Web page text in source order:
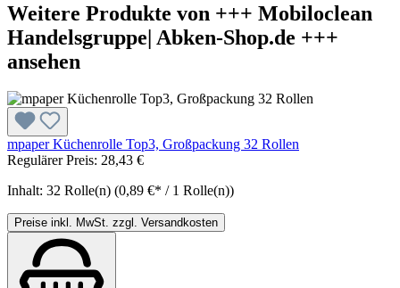
Weitere Produkte von +++ Mobiloclean
Handelsgruppe| Abken-Shop.de +++
ansehen
mpaper Küchenrolle Top3, Großpackung 32 Rollen
Regulärer Preis: 28,43 €
Inhalt: 32 Rolle(n) (0,89 €* / 1 Rolle(n))
Preise inkl. MwSt. zzgl. Versandkosten